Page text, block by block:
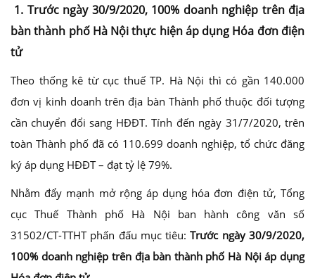
1. Trước ngày 30/9/2020, 100% doanh nghiệp trên địa
bàn thành phố Hà Nội thực hiện áp dụng Hóa đơn điện
tử
Theo thống kê từ cục thuế TP. Hà Nội thì có gần 140.000
đơn vị kinh doanh trên địa bàn Thành phố thuộc đối tượng
cần chuyển đổi sang HĐĐT. Tính đến ngày 31/7/2020, trên
toàn Thành phố đã có 110.699 doanh nghiệp, tổ chức đăng
ký áp dụng HĐĐT – đạt tỷ lệ 79%.
Nhằm đẩy mạnh mở rộng áp dụng hóa đơn điện tử, Tổng
cục Thuế Thành phố Hà Nội ban hành công văn số
31502/CT-TTHT phấn đấu mục tiêu:Trước ngày 30/9/2020,
100% doanh nghiệp trên địa bàn thành phố Hà Nội áp dụng